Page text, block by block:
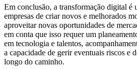
Em conclusão, a transformação digital é
empresas de criar novos e melhorados
aproveitar novas oportunidades de
em conta que isso requer um
em tecnologia e talentos,
a capacidade de gerir eventuais riscos e
longo do caminho.